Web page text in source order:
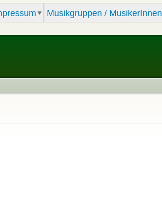
Musikgruppen / MusikerInnen